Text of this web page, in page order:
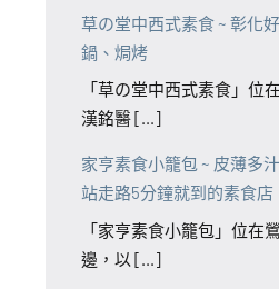
草の堂中西式素食 ~ 彰化
鍋、焗烤
「草の堂中西式素食」位
漢銘醫 [...]
家亨素食小籠包 ~ 皮薄多
站走路5分鐘就到的素食店
「家亨素食小籠包」位在
邊，以 [...]